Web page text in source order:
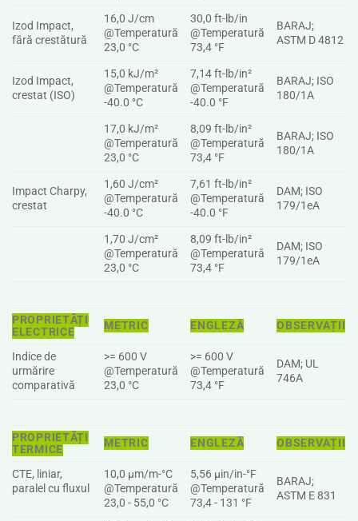
Izod Impact,
fără crestătură
16,0 J/cm
@Temperatură
23,0 °C
30,0 ft-lb/in
@Temperatură
73,4 °F
BARAJ;
ASTM D 4812
Izod Impact,
crestat (ISO)
15,0 kJ/m²
@Temperatură
-40.0 °C
7,14 ft-lb/in²
@Temperatură
-40.0 °F
BARAJ; ISO
180/1A
17,0 kJ/m²
@Temperatură
23,0 °C
8,09 ft-lb/in²
@Temperatură
73,4 °F
BARAJ; ISO
180/1A
Impact Charpy,
crestat
1,60 J/cm²
@Temperatură
-40.0 °C
7,61 ft-lb/in²
@Temperatură
-40.0 °F
DAM; ISO
179/1eA
1,70 J/cm²
@Temperatură
23,0 °C
8,09 ft-lb/in²
@Temperatură
73,4 °F
DAM; ISO
179/1eA
PROPRIETĂȚI
ELECTRICE
METRIC ENGLEZĂ OBSERVAȚII
Indice de
urmărire
comparativă
>= 600 V
@Temperatură
23,0 °C
>= 600 V
@Temperatură
73,4 °F
DAM; UL
746A
PROPRIETĂȚI
TERMICE
METRIC ENGLEZĂ OBSERVAȚII
CTE, liniar,
paralel cu fluxul
10,0 µm/m-°C
@Temperatură
23,0 - 55,0 °C
5,56 µin/in-°F
@Temperatură
73,4 - 131 °F
BARAJ;
ASTM E 831